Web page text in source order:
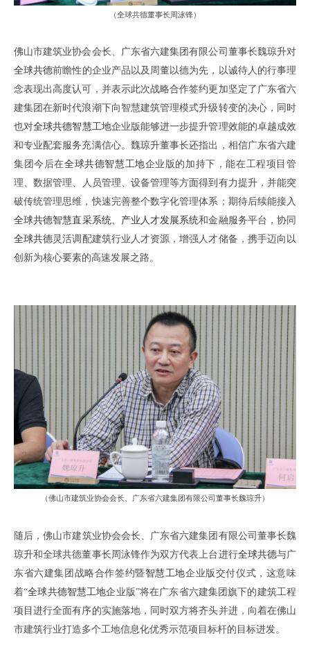
（全球共德董事长周泳锋）
佛山市建筑业协会会长、
广东省六建集团有限公司董事长魏琼升对
全球共德前瞻性的企业产品以及周董以德为先 ， 以诚待人的行事理
念表现出高度认可 ， 并表示此次战略合作签约更加坚定了广东省六
建集团在新时代浪潮下向智慧建筑管理模式升级转变的决心， 同时
也对全球共德智慧工地企业版能够进一步提升管理效能的卓越成效
和专业配套服务充满信心。 魏琼升董事长还指出 ， 相信广东省六建
集团今后在全球共德智慧工地企业版的加持下 ，能在工程项目管
理 、数据管理 人员管理 设备管理等方面得到有力提升， 并能突
破传统管理思维，快速完善整个数字化管理体系 ； 期待后续能接入
全球共德智慧直采系统、 产业人才发展系统和金融服务平台，协同
全球共德灵活调配建筑行业人才资源 ，增强人才储备 ， 携手迈向 以
创新为核心要素的高速发展之路 。
（佛山市建筑业协会会长、 广东省六建集团有限公司董事长魏琼升）
随后，佛山市建筑业协会会长、 广东省六建集团有限公司董事长魏
琼升和全球共德董事长周泳锋作为双方代表上台进行全球共德与广
东省六建集团战略合作签约暨智慧工地企业版交付仪式，这意味
着“全球共德智慧工地企业版”将在广东省六建集团旗下的建筑工程
项目进行全面有序的实施落地，同时双方将齐头并进， 向着在佛山
市建筑行业打造多个工地信息化优秀示范项目标杆的目标进发。